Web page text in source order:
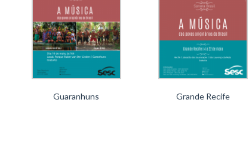
Guaranhuns Grande Recife